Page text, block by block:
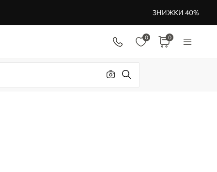
ЗНИЖКИ 40%
0 0